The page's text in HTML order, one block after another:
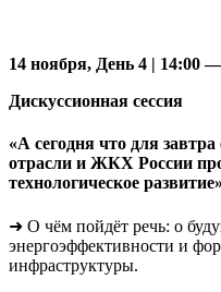
14 ноября, День 4 | 14:00
Дискуссионная сессия
«А сегодня что для
отрасли и ЖКХ России
технологическое развитие»
➜ О чём пойдёт речь: о
энергоэффективности и
инфраструктуры.